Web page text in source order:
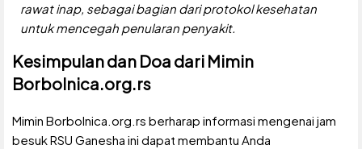
rawat inap, sebagai bagian dari protokol kesehatan
untuk mencegah penularan penyakit.
Kesimpulan dan Doa dari Mimin
Borbolnica.org.rs
Mimin Borbolnica.org.rs berharap informasi mengenai jam
besuk RSU Ganesha ini dapat membantu Anda